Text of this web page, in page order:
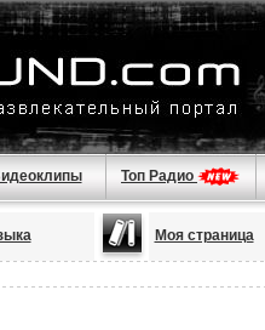
Топ Радио
Моя страница